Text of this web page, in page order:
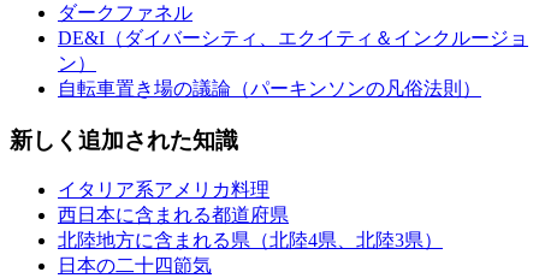
ダークファネル
DE&I（ダイバーシティ、エクイティ＆インクルージョ
ン）
自転車置き場の議論（パーキンソンの凡俗法則）
新しく追加された知識
イタリア系アメリカ料理
西日本に含まれる都道府県
北陸地方に含まれる県（北陸4県、北陸3県）
日本の二十四節気